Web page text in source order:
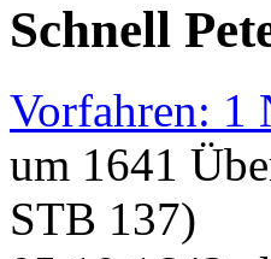
Schnell
Vorfahren: 1
um 1641
STB 137)